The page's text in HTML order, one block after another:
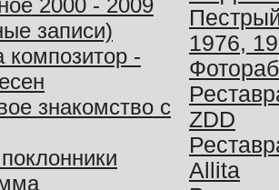
записи)
композитор -
знакомство с
1976,
ZDD
Allita